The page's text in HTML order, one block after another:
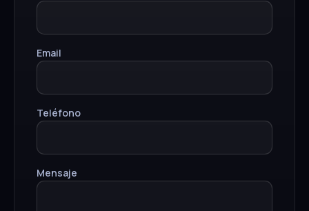
Email
Teléfono
Mensaje